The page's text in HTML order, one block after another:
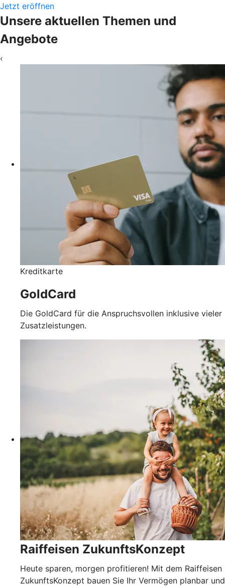
Jetzt eröffnen
Unsere aktuellen Themen und
Angebote
‹
Kreditkarte
GoldCard
Die GoldCard für die Anspruchsvollen inklusive vieler
Zusatzleistungen.
Raiffeisen ZukunftsKonzept
Heute sparen, morgen profitieren! Mit dem Raiffeisen
ZukunftsKonzept bauen Sie Ihr Vermögen planbar und